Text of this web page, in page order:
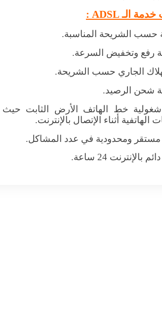
خدمة الـ ADSL
:
الشريحة المناسبة.
رفع وتخفيض السرعة.
الجاري حسب الشريحة.
شحن الرصيد.
خط الهاتف الأرض الثابت حيث
الهاتفية أثناء الإتصال بالإنترنت.
مستقر ومحدودية في عدد المشاكل.
بالإنترنت 24 ساعة.